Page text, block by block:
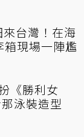
台灣！在海
箱現場一陣尷
《勝利女
泳裝造型